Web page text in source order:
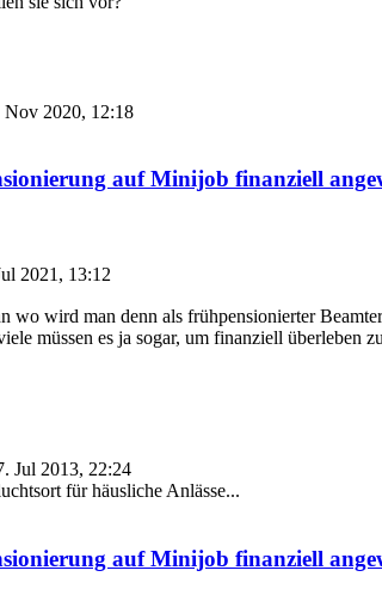
Nov 2020, 12:18
auf Minijob finanziell
2021, 13:12
wo wird man denn als frühpensionierter
müssen es ja sogar, um finanziell überleben
Jul 2013, 22:24
für häusliche Anlässe...
auf Minijob finanziell